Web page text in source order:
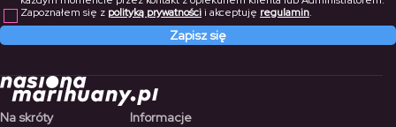
Zapoznałem się z polityką prywatnościi akceptuję regulamin.
Zapisz się
Na skróty Informacje